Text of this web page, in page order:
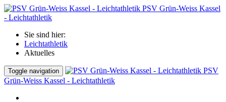
PSV Grün-Weiss Kassel
- Leichtathletik
Sie sind hier:
Leichtathletik
Aktuelles
Toggle navigation
PSV
Grün-Weiss Kassel - Leichtathletik